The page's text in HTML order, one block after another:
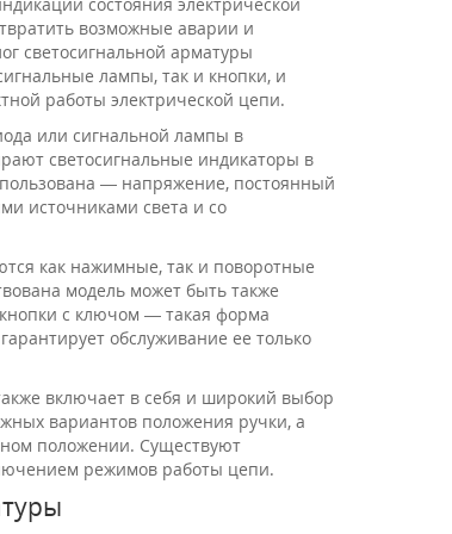
возможные аварии и
светосигнальной арматуры
лампы, так и кнопки, и
работы электрической цепи.
или сигнальной лампы в
светосигнальные индикаторы в
— напряжение, постоянный
источниками света и со
как нажимные, так и поворотные
модель может быть также
с ключом — такая форма
обслуживание ее только
включает в себя и широкий выбор
вариантов положения ручки, а
положении. Существуют
режимов работы цепи.